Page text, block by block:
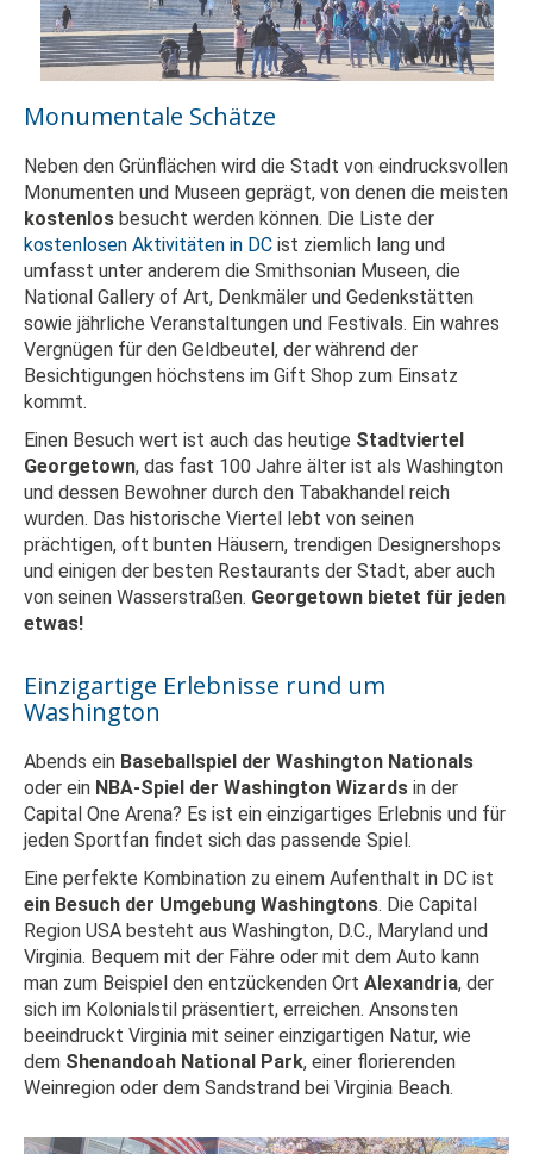
Monumentale Schätze
Neben den Grünflächen wird die Stadt von eindrucksvollen
Monumenten und Museen geprägt, von denen die meisten
kostenlos besucht werden können. Die Liste der
kostenlosen Aktivitäten in DC ist ziemlich lang und
umfasst unter anderem die Smithsonian Museen, die
National Gallery of Art, Denkmäler und Gedenkstätten
sowie jährliche Veranstaltungen und Festivals. Ein wahres
Vergnügen für den Geldbeutel, der während der
Besichtigungen höchstens im Gift Shop zum Einsatz
kommt.
Einen Besuch wert ist auch das heutige Stadtviertel
Georgetown, das fast 100 Jahre älter ist als Washington
und dessen Bewohner durch den Tabakhandel reich
wurden. Das historische Viertel lebt von seinen
prächtigen, oft bunten Häusern, trendigen Designershops
und einigen der besten Restaurants der Stadt, aber auch
von seinen Wasserstraßen. Georgetown bietet für jeden
etwas!
Einzigartige Erlebnisse rund um
Washington
Abends ein Baseballspiel der Washington Nationals
oder ein NBA-Spiel der Washington Wizards in der
Capital One Arena? Es ist ein einzigartiges Erlebnis und für
jeden Sportfan findet sich das passende Spiel.
Eine perfekte Kombination zu einem Aufenthalt in DC ist
ein Besuch der Umgebung Washingtons. Die Capital
Region USA besteht aus Washington, D.C., Maryland und
Virginia. Bequem mit der Fähre oder mit dem Auto kann
man zum Beispiel den entzückenden Ort Alexandria, der
sich im Kolonialstil präsentiert, erreichen. Ansonsten
beeindruckt Virginia mit seiner einzigartigen Natur, wie
dem Shenandoah National Park, einer florierenden
Weinregion oder dem Sandstrand bei Virginia Beach.